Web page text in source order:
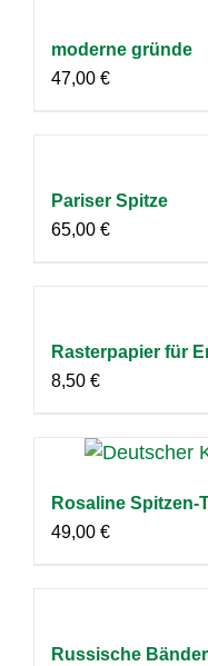
moderne gründe
47,00 €
Pariser Spitze
65,00 €
Rasterpapier für
8,50 €
Rosaline Spitzen-
49,00 €
Russische